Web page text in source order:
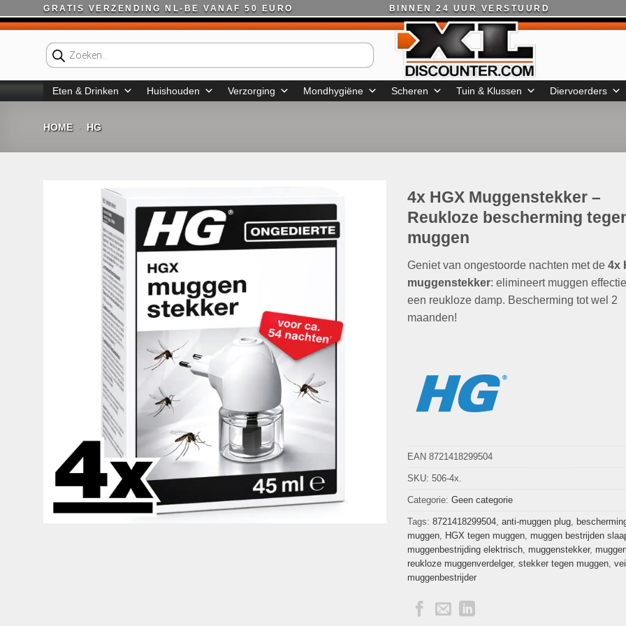
naar
GRATIS VERZENDING NL-BE VANAF 50 EURO BINNEN 24 UUR VERSTUURD
Producten
zoeken
Eten & Drinken Huishouden Verzorging Mondhygiëne Scheren Tuin & Klussen Diervoerders
HOME - HG
4x HGX Muggenstekker –
Reukloze bescherming
muggen
Geniet van ongestoorde nachten met de 4x
muggenstekker: elimineert muggen
een reukloze damp. Bescherming tot wel 2
maanden!
EAN 8721418299504
SKU: 506-4x.
Categorie: Geen categorie
Tags: 8721418299504, anti-muggen plug,
muggen, HGX tegen muggen, muggen bestrijden
muggenbestrijding elektrisch, muggenstekker,
reukloze muggenverdelger, stekker tegen muggen,
muggenbestrijder